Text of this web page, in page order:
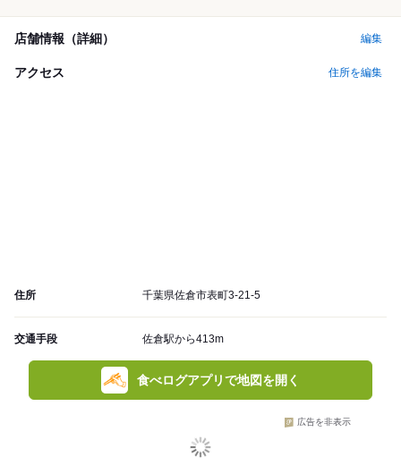
店舗情報（詳細） 編集
アクセス 住所を編集
住所 千葉県佐倉市表町3-21-5
交通手段 佐倉駅から413m
食べログアプリで地図を開く
広告を非表示